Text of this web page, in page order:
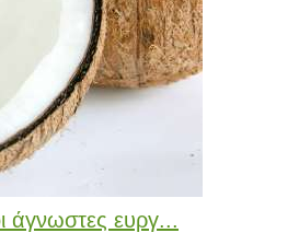
άγνωστες ευργ...